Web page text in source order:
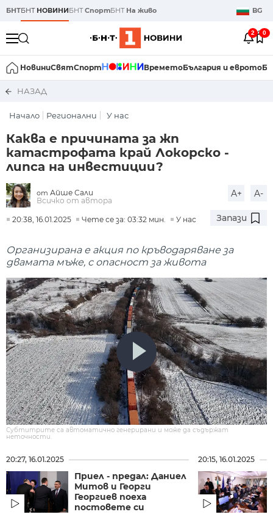
БНТБНТ НОВИНИБНТСпортБНТ На живо BG
2 0
НовиниСвятСпорт ВреметоБългария и еврото
НАЗАД
Начало Регионални У нас
Каква е причината за жп
катастрофата край Локорско -
липса на инвестиции?
от Айше Сали
Всичко от автора
A+ A-
20:38, 16.01.2025 Чете се за: 03:32 мин. У нас Запази
Организирана е акция по кръводаряване за
двамата мъже, с опасност за живота
Субтитрите са автоматично генерирани и може да съдържат
неточности.
20:27, 16.01.2025
Приел - предал: Даниел
Митов и Георги
Георгиев поеха
постовете си
20:15, 16.01.2025